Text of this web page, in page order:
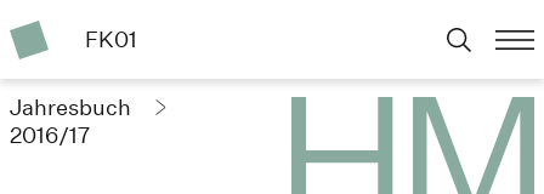
FK01
Jahresbuch
2016/17